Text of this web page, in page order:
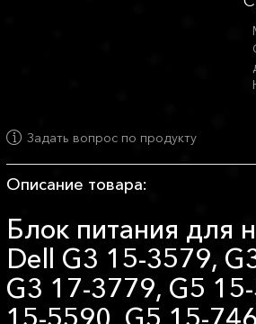
Задать вопрос по продукту
Описание товара:
Блок питания для
Dell G3 15-3579,
G3 17-3779, G5